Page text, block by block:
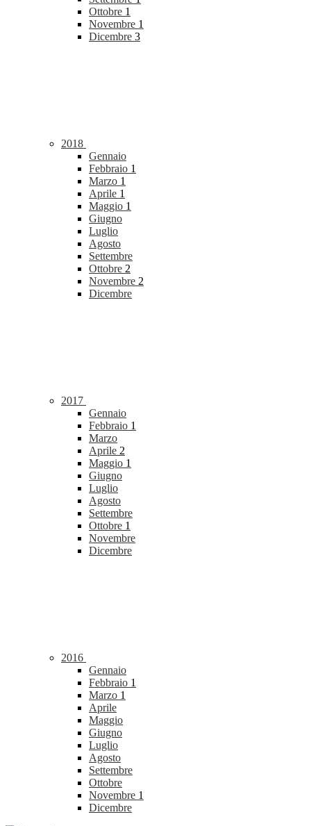
Ottobre 1
Novembre 1
Dicembre 3
2018
Gennaio
Febbraio 1
Marzo 1
Aprile 1
Maggio 1
Giugno
Luglio
Agosto
Settembre
Ottobre 2
Novembre 2
Dicembre
2017
Gennaio
Febbraio 1
Marzo
Aprile 2
Maggio 1
Giugno
Luglio
Agosto
Settembre
Ottobre 1
Novembre
Dicembre
2016
Gennaio
Febbraio 1
Marzo 1
Aprile
Maggio
Giugno
Luglio
Agosto
Settembre
Ottobre
Novembre 1
Dicembre